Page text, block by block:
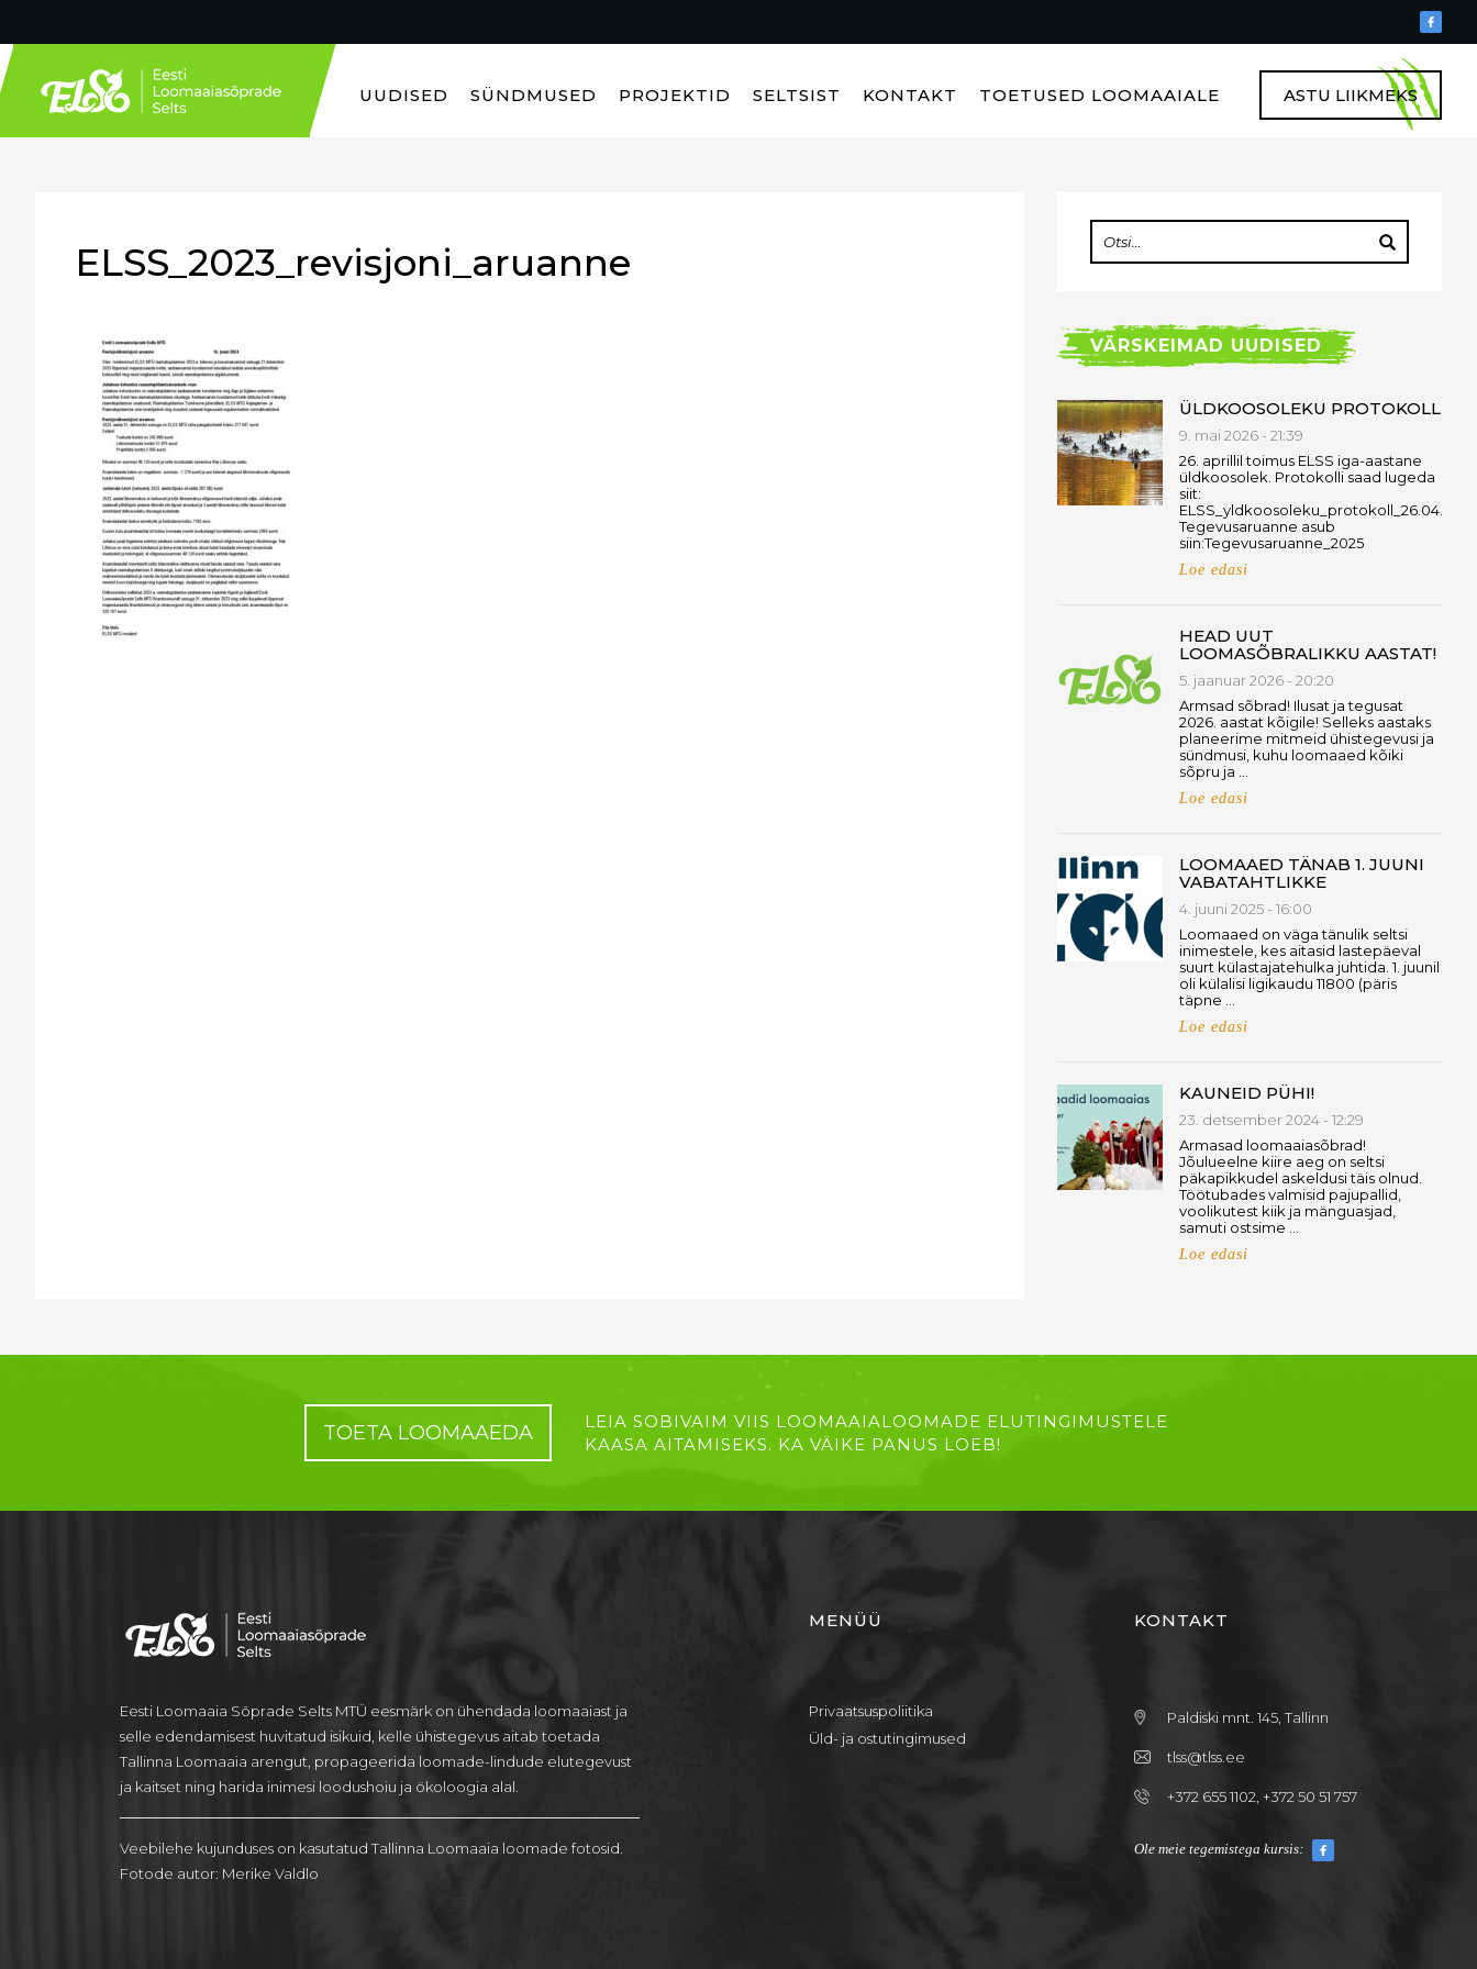
UUDISED SÜNDMUSED PROJEKTID SELTSIST KONTAKT TOETUSED LOOMAAIALE ASTU LIIKMEKS
ELSS_2023_revisjoni_aruanne
VÄRSKEIMAD UUDISED
ÜLDKOOSOLEKU PROTOKOLL
9. mai 2026 - 21:39
26. aprillil toimus ELSS iga-aastane
üldkoosolek. Protokolli saad lugeda
siit:
ELSS_yldkoosoleku_protokoll_26.04.26
Tegevusaruanne asub
siin:Tegevusaruanne_2025
Loe edasi
HEAD UUT
LOOMASÕBRALIKKU AASTAT!
5. jaanuar 2026 - 20:20
Armsad sõbrad! Ilusat ja tegusat
2026. aastat kõigile! Selleks aastaks
planeerime mitmeid ühistegevusi ja
sündmusi, kuhu loomaaed kõiki
sõpru ja …
Loe edasi
LOOMAAED TÄNAB 1. JUUNI
VABATAHTLIKKE
4. juuni 2025 - 16:00
Loomaaed on väga tänulik seltsi
inimestele, kes aitasid lastepäeval
suurt külastajatehulka juhtida. 1. juunil
oli külalisi ligikaudu 11800 (päris
täpne …
Loe edasi
KAUNEID PÜHI!
23. detsember 2024 - 12:29
Armasad loomaaiasõbrad!
Jõulueelne kiire aeg on seltsi
päkapikkudel askeldusi täis olnud.
Töötubades valmisid pajupallid,
voolikutest kiik ja mänguasjad,
samuti ostsime …
Loe edasi
TOETA LOOMAAEDA
LEIA SOBIVAIM VIIS LOOMAAIALOOMADE ELUTINGIMUSTELE
KAASA AITAMISEKS. KA VÄIKE PANUS LOEB!
Eesti Loomaaia Sõprade Selts MTÜ eesmärk on ühendada loomaaiast ja
selle edendamisest huvitatud isikuid, kelle ühistegevus aitab toetada
Tallinna Loomaaia arengut, propageerida loomade-lindude elutegevust
ja kaitset ning harida inimesi loodushoiu ja ökoloogia alal.
Veebilehe kujunduses on kasutatud Tallinna Loomaaia loomade fotosid.
Fotode autor: Merike Valdlo
MENÜÜ
Privaatsuspoliitika
Üld- ja ostutingimused
KONTAKT
Paldiski mnt. 145, Tallinn
tlss@tlss.ee
+372 655 1102, +372 50 51 757
Ole meie tegemistega kursis: